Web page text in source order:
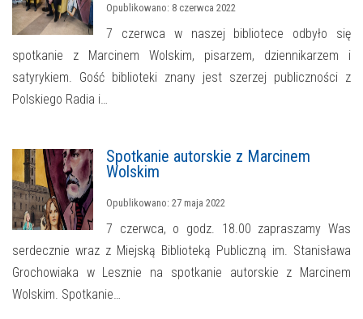
WYDARZENIA KULTURALNE
FOTO
E-INFORMATOR
Opublikowano: 8 czerwca 2022
7 czerwca w naszej bibliotece odbyło się
spotkanie z Marcinem Wolskim, pisarzem, dziennikarzem i
satyrykiem. Gość biblioteki znany jest szerzej publiczności z
Polskiego Radia i…
Spotkanie autorskie z Marcinem
Wolskim
Opublikowano: 27 maja 2022
7 czerwca, o godz. 18.00 zapraszamy Was
serdecznie wraz z Miejską Biblioteką Publiczną im. Stanisława
Grochowiaka w Lesznie na spotkanie autorskie z Marcinem
Wolskim. Spotkanie…